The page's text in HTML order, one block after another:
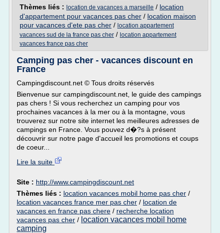
Thèmes liés : location de vacances a marseille / location
d'appartement pour vacances pas cher / location maison
pour vacances d'ete pas cher / location appartement
vacances sud de la france pas cher / location appartement
vacances france pas cher
Camping pas cher - vacances discount en
France
Campingdiscount.net © Tous droits réservés
Bienvenue sur campingdiscount.net, le guide des campings
pas chers ! Si vous recherchez un camping pour vos
prochaines vacances à la mer ou à la montagne, vous
trouverez sur notre site internet les meilleures adresses de
campings en France. Vous pouvez d�?s à présent
découvrir sur notre page d'accueil les promotions et coups
de coeur...
Lire la suite
Site : http://www.campingdiscount.net
Thèmes liés : location vacances mobil home pas cher /
location vacances france mer pas cher / location de
vacances en france pas chere / recherche location
vacances pas cher / location vacances mobil home
camping